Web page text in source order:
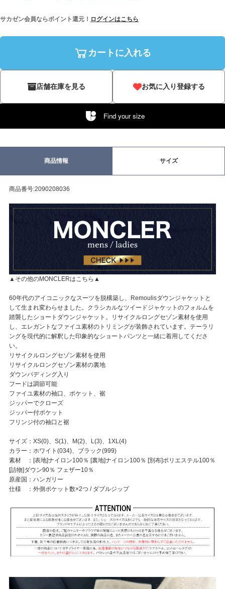
サカゼン会員ならポイント還元！ ログインはこちら
カートに入れる
店舗在庫を見る お気に入り登録する
Find your size
商品情報 サイズ
商品番号:2090208036
▲その他のMONCLERはこちら▲
60年代のアイコニックなスーツを脱構築し、Remoulisダウンジャケットと
して生まれ変わらせました。クラシカルなツイードジャケットのフォルムを
踏襲したショートダウンジャケット。リサイクルロングセゾン素材を使用
し、エレガントなファイユ素材のトリミングが装飾されています。テーラリ
ングを現代的に解釈した印象的なショートパンツと一緒に着用してくださ
い。
リサイクルロングセゾン素材を使用
リサイクルロングセゾン素材の裏地
ダウンパディング入り
フードは調節可能
ファイユ素材の袖口、ポケット、裾
ジッパーでクローズ
ジッパー付ポケット
フリンジ付の袖口と裾
サイズ：XS(0)、S(1)、M(2)、L(3)、1XL(4)
カラー：ホワイト(034)、ブラック(999)
素材 ：[表地]ナイロン100％ [裏地]ナイロン100％ [別布]ポリエステル100％
[詰物]ダウン90％ フェザー10％
原産国：ハンガリー
仕様 ：外側ポケット数×2つ / ダブルジップ